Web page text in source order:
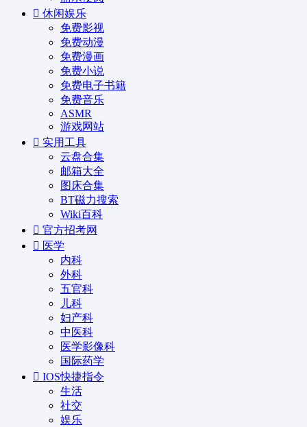
休闲娱乐
免费影视
免费动漫
免费漫画
免费小说
免费电子书籍
免费音乐
ASMR
游戏网站
实用工具
云盘合集
邮箱大全
图床合集
BT磁力搜索
Wiki百科
官方招考网
医学
内科
外科
五官科
儿科
妇产科
中医科
医学影像科
国际药学
IOS快捷指令
生活
社交
娱乐